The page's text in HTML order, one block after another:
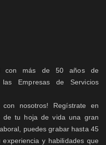
con más de 50 años de
Empresas de Servicios
nosotros! Regístrate en
de tu hoja de vida una gran
puedes grabar hasta 45
y habilidades que